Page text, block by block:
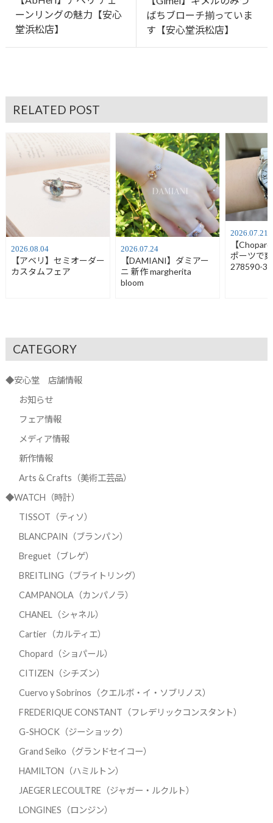
ーンリングの魅力【安心
堂浜松店】
ばちブローチ揃っていま
す【安心堂浜松店】
RELATED POST
2026.08.04
【アベリ】セミオーダー
カスタムフェア
2026.07.24
【DAMIANI】ダミアー
ニ 新作 margherita
bloom
2026.07.21
【
ポーツで
278590-
CATEGORY
◆安心堂 店舗情報
お知らせ
フェア情報
メディア情報
新作情報
Arts & Crafts（美術工芸品）
◆WATCH（時計）
TISSOT（ティソ）
BLANCPAIN（ブランパン）
Breguet（ブレゲ）
BREITLING（ブライトリング）
CAMPANOLA（カンパノラ）
CHANEL（シャネル）
Cartier（カルティエ）
Chopard（ショパール）
CITIZEN（シチズン）
Cuervo y Sobrinos（クエルボ・イ・ソブリノス）
FREDERIQUE CONSTANT（フレデリックコンスタント）
G-SHOCK（ジーショック）
Grand Seiko（グランドセイコー）
HAMILTON（ハミルトン）
JAEGER LECOULTRE（ジャガー・ルクルト）
LONGINES（ロンジン）